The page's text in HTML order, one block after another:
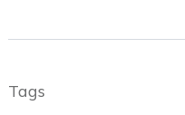
Tags